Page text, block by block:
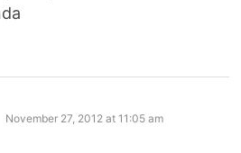
says:
November 27, 2012 at 11:05 am